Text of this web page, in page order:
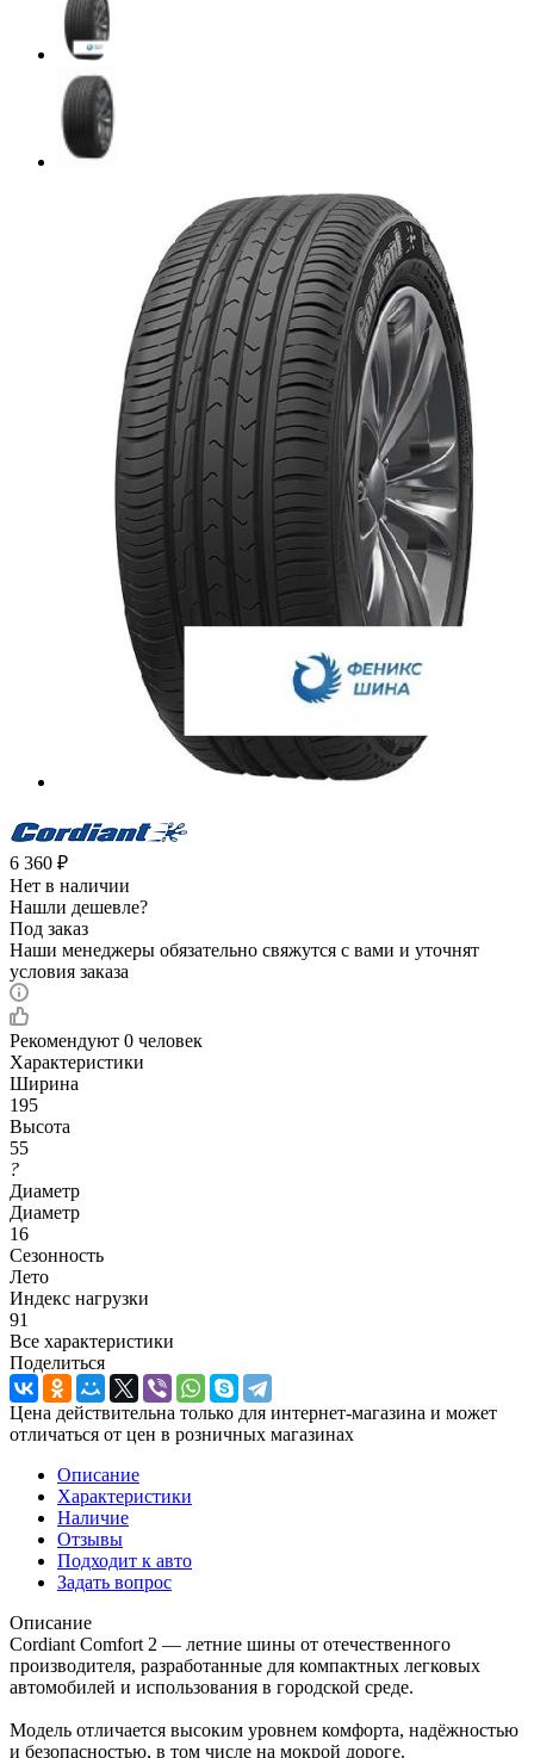
6 360 ₽
Нет в наличии
Нашли дешевле?
Под заказ
Наши менеджеры обязательно свяжутся с вами и уточнят
условия заказа
Рекомендуют 0 человек
Характеристики
Ширина
195
Высота
55
?
Диаметр
Диаметр
16
Сезонность
Лето
Индекс нагрузки
91
Все характеристики
Поделиться
Цена действительна только для интернет-магазина и может
отличаться от цен в розничных магазинах
Описание
Характеристики
Наличие
Отзывы
Подходит к авто
Задать вопрос
Описание
Cordiant Comfort 2 — летние шины от отечественного
производителя, разработанные для компактных легковых
автомобилей и использования в городской среде.
Модель отличается высоким уровнем комфорта, надёжностью
и безопасностью, в том числе на мокрой дороге.